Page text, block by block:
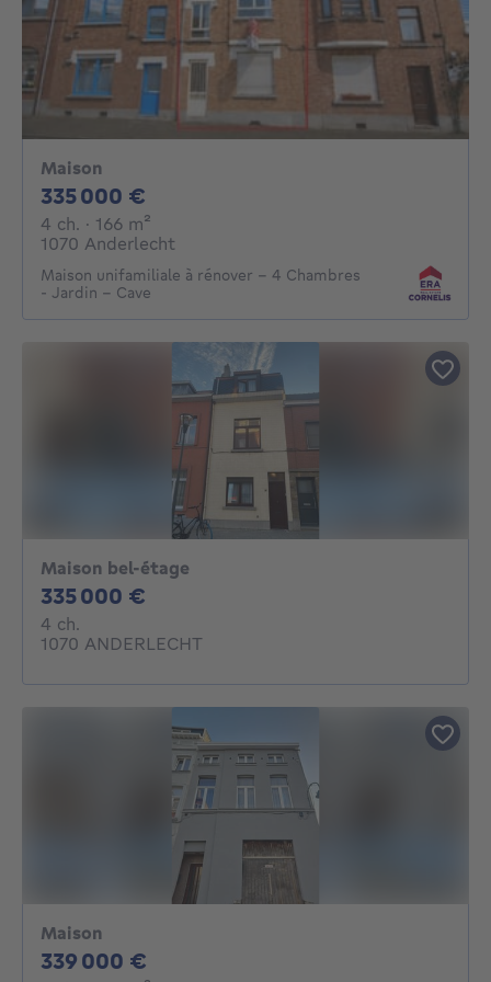
Maison
335 000 €
4 ch. 4 chambres
· 166 m²
1070 Anderlecht
Maison unifamiliale à rénover - 4 Chambres
- Jardin - Cave
Maison bel-étage
335 000 €
4 ch.
1070 ANDERLECHT
Maison
339 000 €